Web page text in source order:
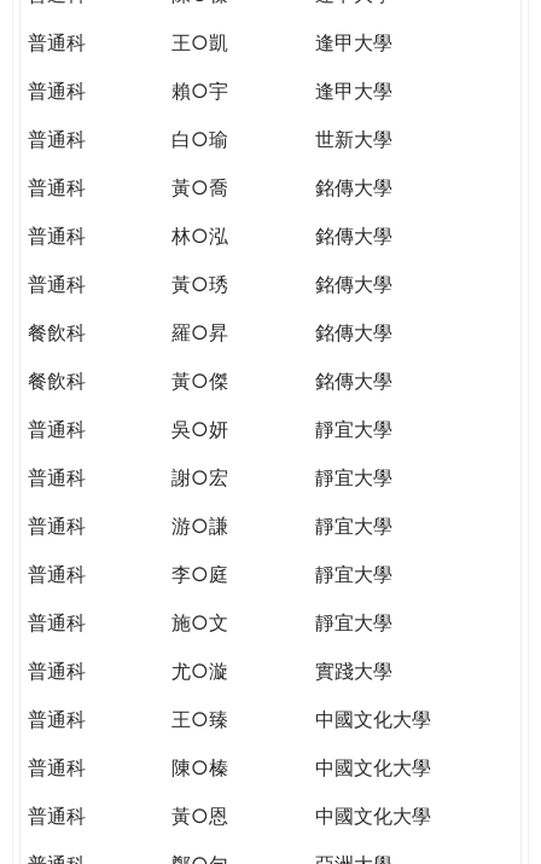
普通科
王○凱
逢甲大學
普通科
賴○宇
逢甲大學
普通科
白○瑜
世新大學
普通科
黃○喬
銘傳大學
普通科
林○泓
銘傳大學
普通科
黃○琇
銘傳大學
餐飲科
羅○昇
銘傳大學
餐飲科
黃○傑
銘傳大學
普通科
吳○妍
靜宜大學
普通科
謝○宏
靜宜大學
普通科
游○謙
靜宜大學
普通科
李○庭
靜宜大學
普通科
施○文
靜宜大學
普通科
尤○漩
實踐大學
普通科
王○臻
中國文化大學
普通科
陳○榛
中國文化大學
普通科
黃○恩
中國文化大學